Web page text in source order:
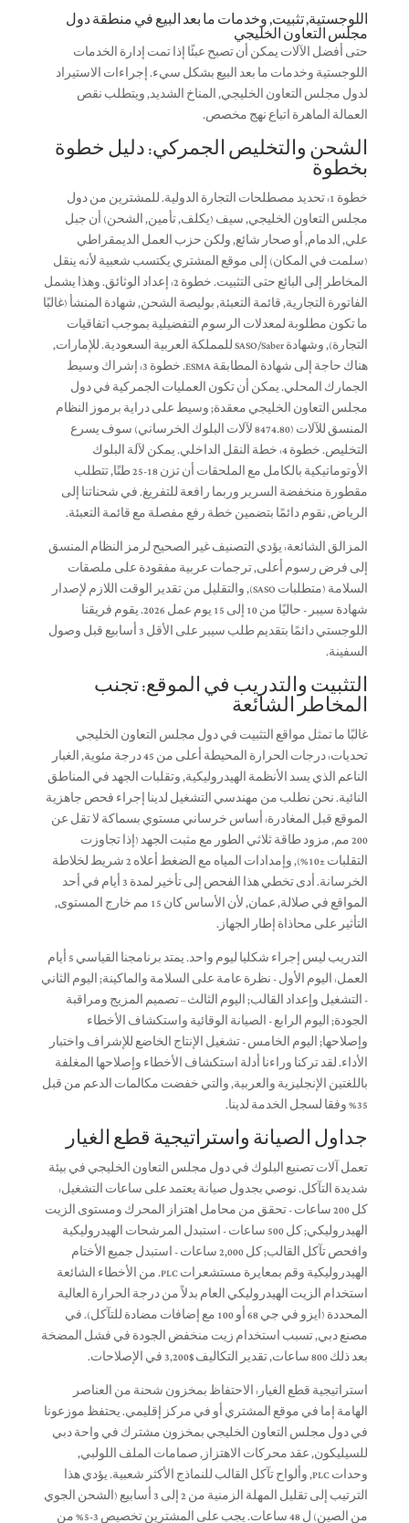
اللوجستية, تثبيت, وخدمات ما بعد البيع في منطقة دول
مجلس التعاون الخليجي
حتى أفضل الآلات يمكن أن تصبح عبئًا إذا تمت إدارة الخدمات
اللوجستية وخدمات ما بعد البيع بشكل سيء. إجراءات الاستيراد
لدول مجلس التعاون الخليجي, المناخ الشديد, ويتطلب نقص
العمالة الماهرة اتباع نهج مخصص.
الشحن والتخليص الجمركي: دليل خطوة
بخطوة
خطوة 1: تحديد مصطلحات التجارة الدولية. للمشترين من دول
مجلس التعاون الخليجي, سيف (يكلف, تأمين, الشحن) أن جبل
علي, الدمام, أو صحار شائع, ولكن حزب العمل الديمقراطي
(سلمت في المكان) إلى موقع المشتري يكتسب شعبية لأنه ينقل
المخاطر إلى البائع حتى التثبيت. خطوة 2: إعداد الوثائق. وهذا يشمل
الفاتورة التجارية, قائمة التعبئة, بوليصة الشحن, شهادة المنشأ (غالبًا
ما تكون مطلوبة لمعدلات الرسوم التفضيلية بموجب اتفاقيات
التجارة), وشهادة SASO/Saber للمملكة العربية السعودية. للإمارات,
هناك حاجة إلى شهادة المطابقة ESMA. خطوة 3: إشراك وسيط
الجمارك المحلي. يمكن أن تكون العمليات الجمركية في دول
مجلس التعاون الخليجي معقدة; وسيط على دراية برموز النظام
المنسق للآلات (8474.80 لآلات البلوك الخرساني) سوف يسرع
التخليص. خطوة 4: خطة النقل الداخلي. يمكن لآلة البلوك
الأوتوماتيكية بالكامل مع الملحقات أن تزن 18-25 طنًا, تتطلب
مقطورة منخفضة السرير وربما رافعة للتفريغ. في شحناتنا إلى
الرياض, نقوم دائمًا بتضمين خطة رفع مفصلة مع قائمة التعبئة.
المزالق الشائعة: يؤدي التصنيف غير الصحيح لرمز النظام المنسق
إلى فرض رسوم أعلى, ترجمات عربية مفقودة على ملصقات
السلامة (متطلبات SASO), والتقليل من تقدير الوقت اللازم لإصدار
شهادة سيبر - حاليًا من 10 إلى 15 يوم عمل 2026. يقوم فريقنا
اللوجستي دائمًا بتقديم طلب سيبر على الأقل 3 أسابيع قبل وصول
السفينة.
التثبيت والتدريب في الموقع: تجنب
المخاطر الشائعة
غالبًا ما تمثل مواقع التثبيت في دول مجلس التعاون الخليجي
تحديات: درجات الحرارة المحيطة أعلى من 45 درجة مئوية, الغبار
الناعم الذي يسد الأنظمة الهيدروليكية, وتقلبات الجهد في المناطق
النائية. نحن نطلب من مهندسي التشغيل لدينا إجراء فحص جاهزية
الموقع قبل المغادرة: أساس خرساني مستوي بسماكة لا تقل عن
200 مم, مزود طاقة ثلاثي الطور مع مثبت الجهد (إذا تجاوزت
التقلبات ±10%), وإمدادات المياه مع الضغط أعلاه 2 شريط لخلاطة
الخرسانة. أدى تخطي هذا الفحص إلى تأخير لمدة 3 أيام في أحد
المواقع في صلالة, عمان, لأن الأساس كان 15 مم خارج المستوى,
التأثير على محاذاة إطار الجهاز.
التدريب ليس إجراء شكليا ليوم واحد. يمتد برنامجنا القياسي 5 أيام
العمل: اليوم الأول - نظرة عامة على السلامة والماكينة; اليوم الثاني
- التشغيل وإعداد القالب; اليوم الثالث – تصميم المزيج ومراقبة
الجودة; اليوم الرابع - الصيانة الوقائية واستكشاف الأخطاء
وإصلاحها; اليوم الخامس - تشغيل الإنتاج الخاضع للإشراف واختبار
الأداء. لقد تركنا وراءنا أدلة استكشاف الأخطاء وإصلاحها المغلفة
باللغتين الإنجليزية والعربية, والتي خفضت مكالمات الدعم من قبل
35% وفقا لسجل الخدمة لدينا.
جداول الصيانة واستراتيجية قطع الغيار
تعمل آلات تصنيع البلوك في دول مجلس التعاون الخليجي في بيئة
شديدة التآكل. نوصي بجدول صيانة يعتمد على ساعات التشغيل:
كل 200 ساعات - تحقق من محامل اهتزاز المحرك ومستوى الزيت
الهيدروليكي; كل 500 ساعات - استبدل المرشحات الهيدروليكية
وافحص تآكل القالب; كل 2,000 ساعات - استبدل جميع الأختام
الهيدروليكية وقم بمعايرة مستشعرات PLC. من الأخطاء الشائعة
استخدام الزيت الهيدروليكي العام بدلاً من درجة الحرارة العالية
المحددة (ايزو في جي 68 أو 100 مع إضافات مضادة للتآكل). في
مصنع دبي, تسبب استخدام زيت منخفض الجودة في فشل المضخة
بعد ذلك 800 ساعات, تقدير التكاليف $3,200 في الإصلاحات.
استراتيجية قطع الغيار: الاحتفاظ بمخزون شحنة من العناصر
الهامة إما في موقع المشتري أو في مركز إقليمي. يحتفظ موزعونا
في دول مجلس التعاون الخليجي بمخزون مشترك في واحة دبي
للسيليكون, عقد محركات الاهتزاز, صمامات الملف اللولبي,
وحدات PLC, وألواح تآكل القالب للنماذج الأكثر شعبية. يؤدي هذا
الترتيب إلى تقليل المهلة الزمنية من 2 إلى 3 أسابيع (الشحن الجوي
من الصين) ل 48 ساعات. يجب على المشترين تخصيص 3-5% من